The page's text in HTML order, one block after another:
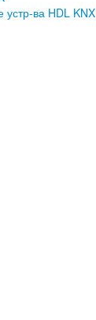
ва HDL KNX